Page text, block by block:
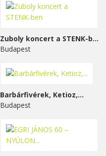
Zuboly koncert a STENK-ben
Budapest
Barbárfivérek, Ketioz,...
Budapest